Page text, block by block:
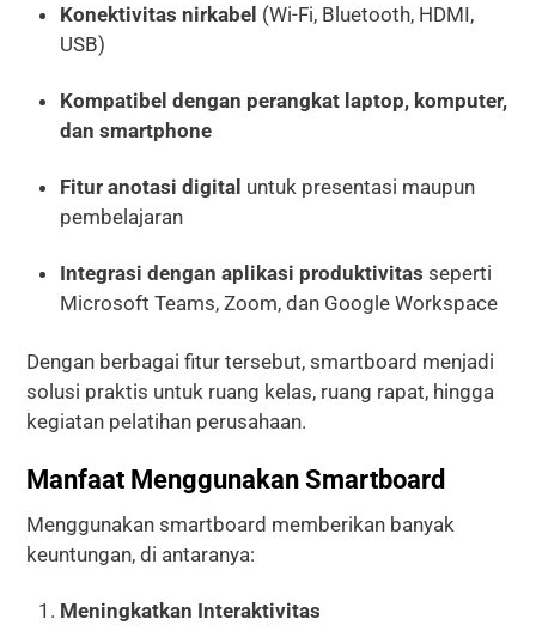
Konektivitas nirkabel (Wi-Fi, Bluetooth, HDMI,
USB)
Kompatibel dengan perangkat laptop, komputer,
dan smartphone
Fitur anotasi digital untuk presentasi maupun
pembelajaran
Integrasi dengan aplikasi produktivitas seperti
Microsoft Teams, Zoom, dan Google Workspace
Dengan berbagai fitur tersebut, smartboard menjadi
solusi praktis untuk ruang kelas, ruang rapat, hingga
kegiatan pelatihan perusahaan.
Manfaat Menggunakan Smartboard
Menggunakan smartboard memberikan banyak
keuntungan, di antaranya:
Meningkatkan Interaktivitas